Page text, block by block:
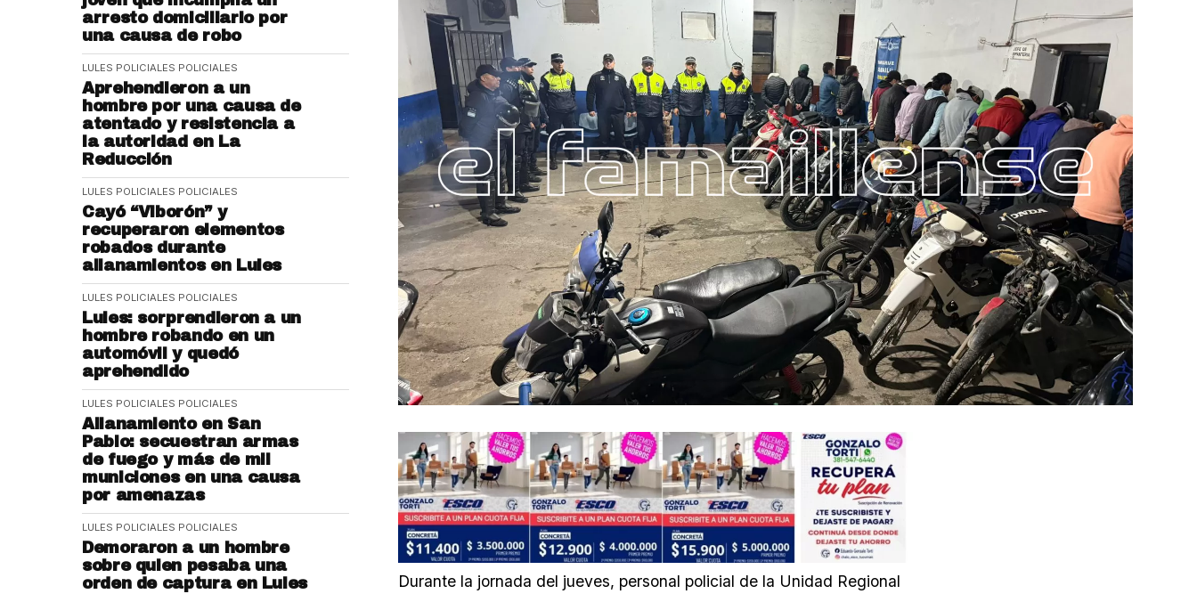
arresto domiciliario por
una causa de robo
LULES POLICIALES POLICIALES
Aprehendieron a un
hombre por una causa de
atentado y resistencia a
la autoridad en La
Reducción
LULES POLICIALES POLICIALES
Cayó “Viborón” y
recuperaron elementos
robados durante
allanamientos en Lules
LULES POLICIALES POLICIALES
Lules: sorprendieron a un
hombre robando en un
automóvil y quedó
aprehendido
LULES POLICIALES POLICIALES
Allanamiento en San
Pablo: secuestran armas
de fuego y más de mil
municiones en una causa
por amenazas
LULES POLICIALES POLICIALES
Demoraron a un hombre
sobre quien pesaba una
orden de captura en Lules
Durante la jornada del jueves, personal policial de la Unidad Regional